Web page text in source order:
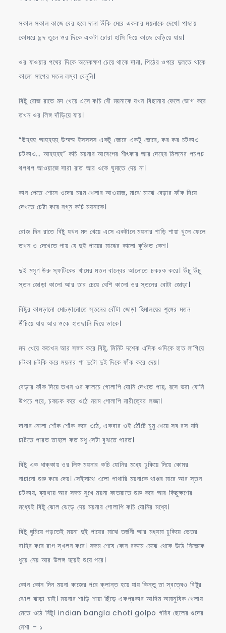
সকাল সকাল কাজে বের হলে দানা উঁকি মেরে একবার ময়নাকে দেখে। পাছায়
কোমরে ছন্দ তুলে ওর দিকে একটা চোরা হাসি দিয়ে কাজে বেড়িয়ে যায়।
ওর যাওয়ার পথের দিকে অনেকক্ষণ চেয়ে থাকে দানা, পিঠের ওপরে দুলতে থাকে
কালো সাপের মতন লম্বা বেনুনি।
বিষ্টু রোজ রাতে মদ খেয়ে এসে কচি বৌ ময়নাকে যখন বিছানায় ফেলে ভোগ করে
তখন ওর লিঙ্গ দাঁড়িয়ে যায়।
“উহহহ আহহহহ উম্মম্ম ইসসসস একটু জোরে একটু জোরে, কর কর চটকাও
চটকাও… আহহহহ” কচি ময়নার আবেগের শীৎকার আর দেহের মিলনের পচপচ
থপথপ আওয়াজে সারা রাত আর ওকে ঘুমাতে দেয় না।
কান পেতে শোনে ওদের চরম খেলার আওয়াজ, মাঝে মাঝে বেড়ার ফাঁক দিয়ে
দেখতে চেষ্টা করে নগ্ন কচি ময়নাকে।
রোজ দিন রাতে বিষ্টু যখন মদ খেয়ে এসে একটানে ময়নার শাড়ি শায়া খুলে ফেলে
তখন ও দেখেতে পায় যে দুই পায়ের মাঝের কালো কুঞ্চিত কেশ।
দুই মসৃণ উরু স্ফটিকের থামের মতন বাল্বের আলোতে চকচক করে। উঁচু উঁচু
স্তন জোড়া কালো আর তার চেয়ে বেশি কালো ওর স্তনের বোটা জোড়া।
বিষ্টুর কামড়ানো মোচড়ানোতে স্তনের বোঁটা জোড়া হিমালয়ের শৃঙ্গের মতন
উঁচিয়ে যায় আর ওকে হাতছানি দিয়ে ডাকে।
মদ খেয়ে কতখন আর সঙ্গম করে বিষ্টু, মিনিট দশেক এদিক ওদিকে হাত লাগিয়ে
চটকা চটকি করে ময়নার পা দুটো দুই দিকে ফাঁক করে দেয়।
বেড়ার ফাঁক দিয়ে তখন ওর কালচে গোলাপি যোনি দেখতে পায়, রসে ভরা যোনি
উপচে পরে, চকচক করে ওঠে নরম গোলাপি নারীত্বের লজ্জা।
দানার নোলা শোঁক শোঁক করে ওঠে, একবার ওই ঠোঁটে চুমু খেয়ে সব রস যদি
চাটতে পারত তাহলে কত মধু সেটা বুঝতে পারত।
বিষ্টু এক ধাক্কায় ওর লিঙ্গ ময়নার কচি যোনির মধ্যে ঢুকিয়ে দিয়ে কোমর
নাচানো শুরু করে দেয়। সেইসাথে এলো পাথারি ময়নাকে থাপ্পর মারে আর স্তন
চটকায়, ব্যাথায় আর সঙ্গম সুখে ময়না কাতরাতে শুরু করে আর কিছুক্ষণের
মধ্যেই বিষ্টু ঝোল ঝেড়ে দেয় ময়নার গোলাপি কচি যোনির মধ্যে।
বিষ্টু ঘুমিয়ে পড়তেই ময়না দুই পায়ের মাঝে তর্জনী আর মধ্যমা ঢুকিয়ে ভেতর
বাহির করে রাগ স্খলন করে। সঙ্গম শেষে কোন রকমে মেঝে থেকে উঠে নিজেকে
ধুয়ে নেয় আর উলঙ্গ হয়েই শুয়ে পরে।
কোন কোন দিন ময়না কাজের পরে ক্লান্ত হয়ে যায় কিন্তু তা স্বত্বেও বিষ্টুর
ঝোল ঝাড়া চাই। ময়নার শাড়ি শায়া ছিঁড়ে একপ্রকার আদিম অমানুষিক খেলায়
মেতে ওঠে বিষ্টু। indian bangla choti golpo গরিব ছেলের গুদের
নেশা – ১